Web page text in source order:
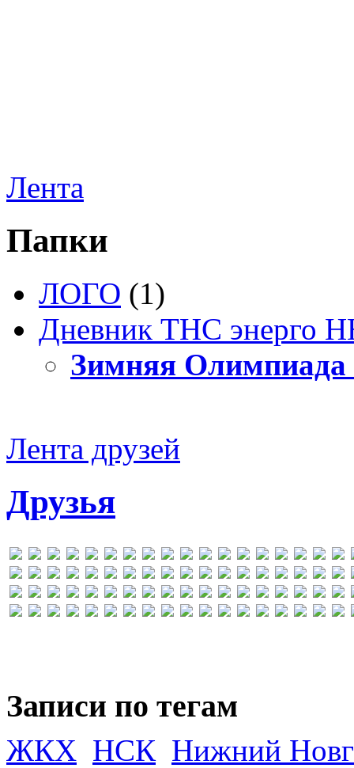
Лента
Папки
ЛОГО (1)
Дневник ТНС энерго
Зимняя
Лента друзей
Друзья
Записи по тегам
ЖКХ НСК Нижний